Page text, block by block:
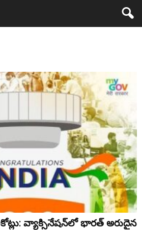
వ్యాక్సినేష‌న్‌లో భార‌త్ అరుదైన